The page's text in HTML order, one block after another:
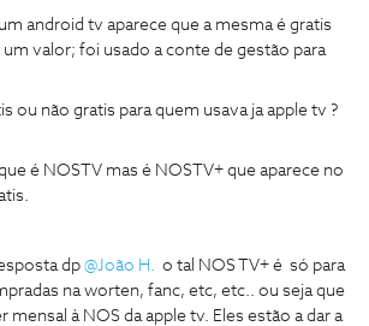
android tv aparece que a mesma é gratis
valor; foi usado a conte de gestão para
ou não gratis para quem usava ja apple tv ?
é NOSTV mas é NOSTV+ que aparece no
dp @João H.
o tal NOS TV+ é só para
na worten, fanc, etc, etc.. ou seja que
mensal à NOS da apple tv. Eles estão a dar a